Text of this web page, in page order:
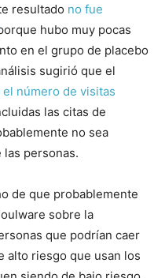
resultado no fue
hubo muy pocas
en el grupo de placebo
sugirió que el
número de visitas
las citas de
no sea
las personas.
de que probablemente
sobre la
que podrían caer
alto riesgo que usan los